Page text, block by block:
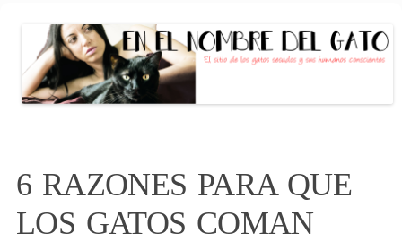
El sitio de las personas con gato (s)
conscientes
contenido
6 RAZONES PARA QUE
LOS GATOS COMAN